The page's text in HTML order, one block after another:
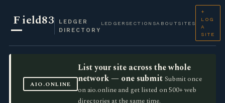
Field83
LEDGER
DIRECTORY
LEDGER SECTIONSABOUT SITES
+
LOG
A
SITE
AIO.ONLINE
List your site across the whole
network — one submit Submit once
on aio.online and get listed on 500+ web
directories at the same time.